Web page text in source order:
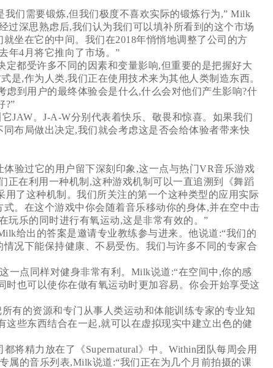
们需要锻炼,但我们极度不喜欢实际的锻炼行为,” Milk
过深思熟虑后,我们认为我们可以填补所看到的这个市场
坐在它的中间。我们在2018年悄悄地调整了公司的方
年4月将它推向了市场。”
都受许多不同的因素和变量影响,但重要的是把握好大
是,作为人类,我们正在使用技术来为其他人类制造东西。
到用户的最终体验会是什么,什么会对他们产生影响?什
?”
JAW。J-A-W分别代表着快乐、敬畏和惊喜。如果我们
布局做出决定,我们就会考虑这是否会给体验者带来快
验过它的用户留下深刻印象,这一点与热门VR音乐游戏
正在利用一种机制,这种游戏机制可以一直追溯到《舞蹈
了这种机制。我们所关注的第一个这种类型的应用实际
式。在这个游戏中你会随着音乐移动你的身体,并在空中击
玩乐的同时进行有氧运动,这是非常有效的。”
给出的答案是邀请专业教练参与进来。他说道:“我们的
况下能保持健康、不易受伤。我们与许多不同的专家合
点同样对健身非常有利。Milk说道:“在空间中,你的感
也可以使你在做有氧运动时更加容易。你会开始享受这
有的资源和专门从事人类运动和体能训练专家的专业知
些东西结合在一起,就可以在虚拟现实中建立出色的健
将精力放在了《Supernatural》中。Within团队每周会用
属的音乐列表,Milk说道:“我们正在为几个月前拍摄的课